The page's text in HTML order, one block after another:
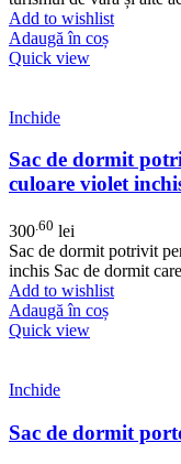
Add to wishlist
Adaugă în coș
Quick view
Inchide
Sac de dormit
culoare violet
300 .60 lei
Sac de dormit potrivit
inchis Sac de dormit
Add to wishlist
Adaugă în coș
Quick view
Inchide
Sac de dormit